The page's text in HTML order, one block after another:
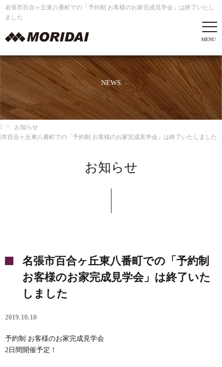
名張市百合ヶ丘東八番町での「予約制 お客様のお家完成見学会」は終了いたし
ました
NEWS
お知らせ
市百合ヶ丘東八番町での「予約制 お客様のお家完成見学会」は終了いたしました
お知らせ
名張市百合ヶ丘東八番町での「予約制
お客様のお家完成見学会」は終了いた
しました
2019.10.10
予約制 お客様のお家完成見学会
2日間開催予定！